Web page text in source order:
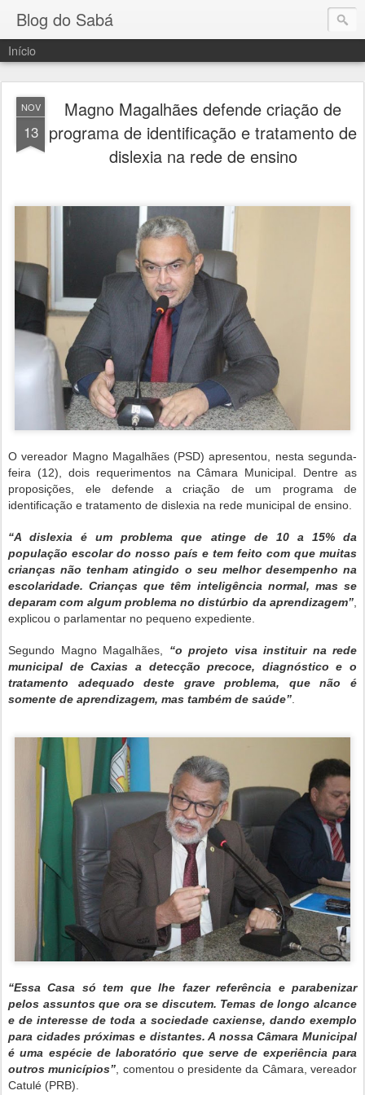
Blog do Sabá
Início
NOV
13
Magno Magalhães defende criação de
programa de identificação e tratamento de
dislexia na rede de ensino
O vereador Magno Magalhães (PSD) apresentou, nesta segunda-
feira (12), dois requerimentos na Câmara Municipal. Dentre as
proposições, ele defende a criação de um programa de
identificação e tratamento de dislexia na rede municipal de ensino.
“A dislexia é um problema que atinge de 10 a 15% da
população escolar do nosso país e tem feito com que muitas
crianças não tenham atingido o seu melhor desempenho na
escolaridade. Crianças que têm inteligência normal, mas se
deparam com algum problema no distúrbio da aprendizagem”
explicou o parlamentar no pequeno expediente.
Segundo Magno Magalhães, “o projeto visa instituir na rede
municipal de Caxias a detecção precoce, diagnóstico e o
tratamento adequado deste grave problema, que não é
somente de aprendizagem, mas também de saúde”
“Essa Casa só tem que lhe fazer referência e parabenizar
pelos assuntos que ora se discutem. Temas de longo alcance
e de interesse de toda a sociedade caxiense, dando exemplo
para cidades próximas e distantes. A nossa Câmara Municipal
é uma espécie de laboratório que serve de experiência para
outros municípios” , comentou o presidente da Câmara, vereador
Catulé (PRB).